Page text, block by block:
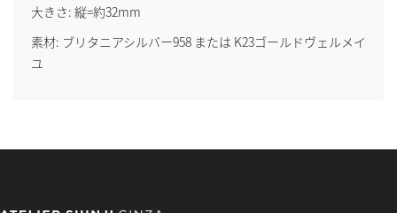
大きさ: 縦=約32mm
素材: ブリタニアシルバー958 または K23ゴールドヴェルメイ
ユ